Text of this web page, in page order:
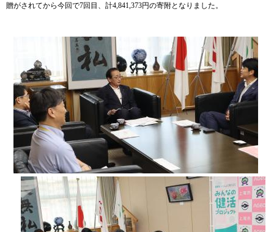
贈がされてから今回で7回目、計4,841,373円の寄附となりました。​